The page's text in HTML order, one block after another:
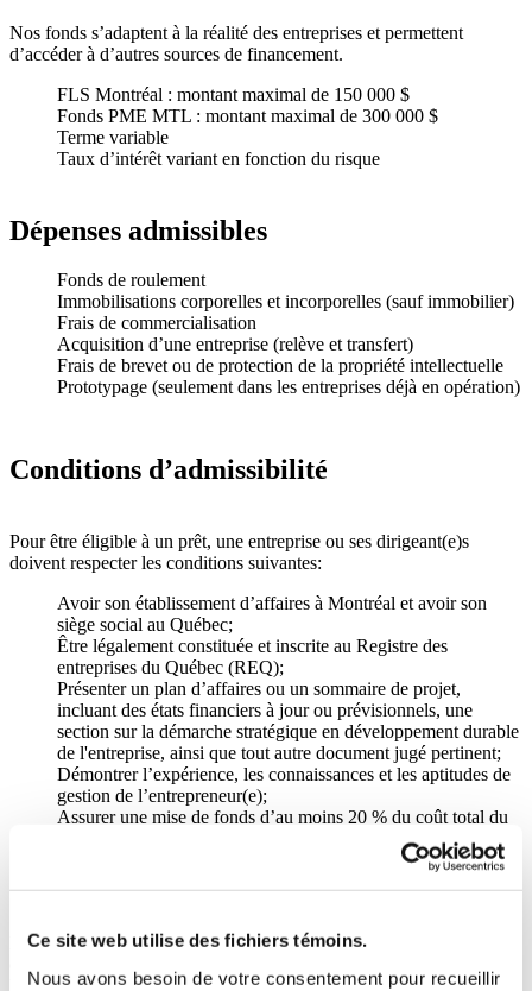
Ce site web utilise des fichiers témoins.
Nous avons besoin de votre consentement pour recueillir
Nos fonds s’adaptent à la réalité des entreprises et permettent
d’accéder à d’autres sources de financement.
FLS Montréal : montant maximal de 150 000 $
Fonds PME MTL : montant maximal de 300 000 $
Terme variable
Taux d’intérêt variant en fonction du risque
Dépenses admissibles
Fonds de roulement
Immobilisations corporelles et incorporelles (sauf immobilier)
Frais de commercialisation
Acquisition d’une entreprise (relève et transfert)
Frais de brevet ou de protection de la propriété intellectuelle
Prototypage (seulement dans les entreprises déjà en opération)
Conditions d’admissibilité
Pour être éligible à un prêt, une entreprise ou ses dirigeant(e)s
doivent respecter les conditions suivantes:
Avoir son établissement d’affaires à Montréal et avoir son
siège social au Québec;
Être légalement constituée et inscrite au Registre des
entreprises du Québec (REQ);
Présenter un plan d’affaires ou un sommaire de projet,
incluant des états financiers à jour ou prévisionnels, une
section sur la démarche stratégique en développement durable
de l'entreprise, ainsi que tout autre document jugé pertinent;
Démontrer l’expérience, les connaissances et les aptitudes de
gestion de l’entrepreneur(e);
Assurer une mise de fonds d’au moins 20 % du coût total du
Avoir la citoyenneté canadienne ou être résident(e)
Les entrepreneur(e)s bénéficiant d’un financement recevront soutien,
MTL.